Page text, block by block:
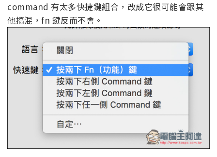
command 有太多快捷鍵組合，改成它很可能會跟其
他搞混，fn 鍵反而不會。